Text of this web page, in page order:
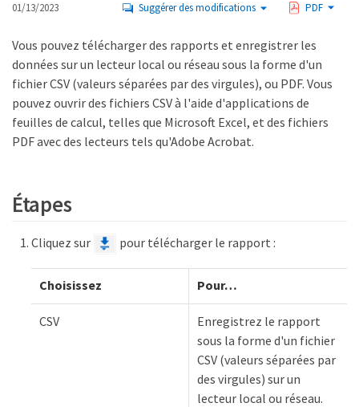
01/13/2023 Suggérer des modifications PDF
Vous pouvez télécharger des rapports et enregistrer les
données sur un lecteur local ou réseau sous la forme d'un
fichier CSV (valeurs séparées par des virgules), ou PDF. Vous
pouvez ouvrir des fichiers CSV à l'aide d'applications de
feuilles de calcul, telles que Microsoft Excel, et des fichiers
PDF avec des lecteurs tels qu'Adobe Acrobat.
Étapes
Cliquez sur pour télécharger le rapport :
Choisissez Pour…​
CSV
Enregistrez le rapport
sous la forme d'un fichier
CSV (valeurs séparées par
des virgules) sur un
lecteur local ou réseau.